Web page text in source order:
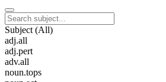
Subject (All)
adj.all
adj.pert
adv.all
noun.tops